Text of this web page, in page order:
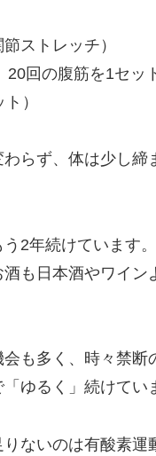
ストレッチ）
回の腹筋を1セッ
）
らず、体は少し締
2年続けています
も日本酒やワイン
も多く、時々禁断
ゆるく」続けてい
ないのは有酸素運